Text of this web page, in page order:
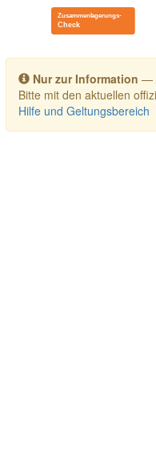
Toggle navigation
Nur zur Information —
Bitte mit den aktuellen
Hilfe und Geltungsbereich